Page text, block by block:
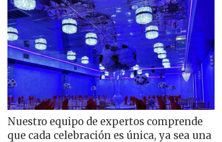
Nuestro equipo de expertos comprende
que cada celebración es única, ya sea una